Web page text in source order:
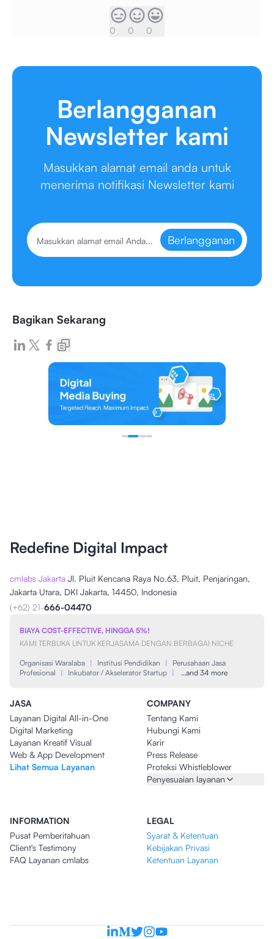
0 0 0
Berlangganan
Newsletter kami
Masukkan alamat email anda untuk
menerima notifikasi Newsletter kami
Berlangganan
Bagikan Sekarang
Redefine Digital Impact
cmlabs Jakarta Jl. Pluit Kencana Raya No.63, Pluit, Penjaringan,
Jakarta Utara, DKI Jakarta, 14450, Indonesia
(+62) 21-666-04470
BIAYA COST-EFFECTIVE, HINGGA 5%!
KAMI TERBUKA UNTUK KERJASAMA DENGAN BERBAGAI NICHE
Organisasi Waralaba | Institusi Pendidikan |
Perusahaan Jasa
Profesional
| Inkubator / Akselerator Startup | …and 34 more
JASA
Layanan Digital All-in-One
Digital Marketing
Layanan Kreatif Visual
Web & App Development
Lihat Semua Layanan
COMPANY
Tentang Kami
Hubungi Kami
Karir
Press Release
Proteksi Whistleblower
Penyesuaian layanan
INFORMATION
Pusat Pemberitahuan
Client's Testimony
FAQ Layanan cmlabs
LEGAL
Syarat & Ketentuan
Kebijakan Privasi
Ketentuan Layanan